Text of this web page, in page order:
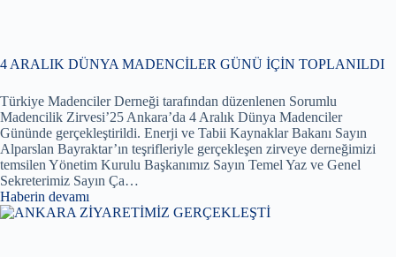
4 ARALIK DÜNYA MADENCİLER GÜNÜ İÇİN TOPLANILDI
Türkiye Madenciler Derneği tarafından düzenlenen Sorumlu
Madencilik Zirvesi’25 Ankara’da 4 Aralık Dünya Madenciler
Gününde gerçekleştirildi. Enerji ve Tabii Kaynaklar Bakanı Sayın
Alparslan Bayraktar’ın teşrifleriyle gerçekleşen zirveye derneğimizi
temsilen Yönetim Kurulu Başkanımız Sayın Temel Yaz ve Genel
Sekreterimiz Sayın Ça…
Haberin devamı